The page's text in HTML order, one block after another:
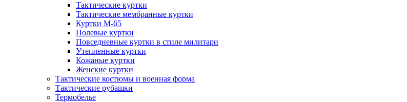
Тактические куртки
Тактические мембранные куртки
Куртки М-65
Полевые куртки
Повседневные куртки в стиле милитари
Утепленные куртки
Кожаные куртки
Женские куртки
Тактические костюмы и военная форма
Тактические рубашки
Термобелье